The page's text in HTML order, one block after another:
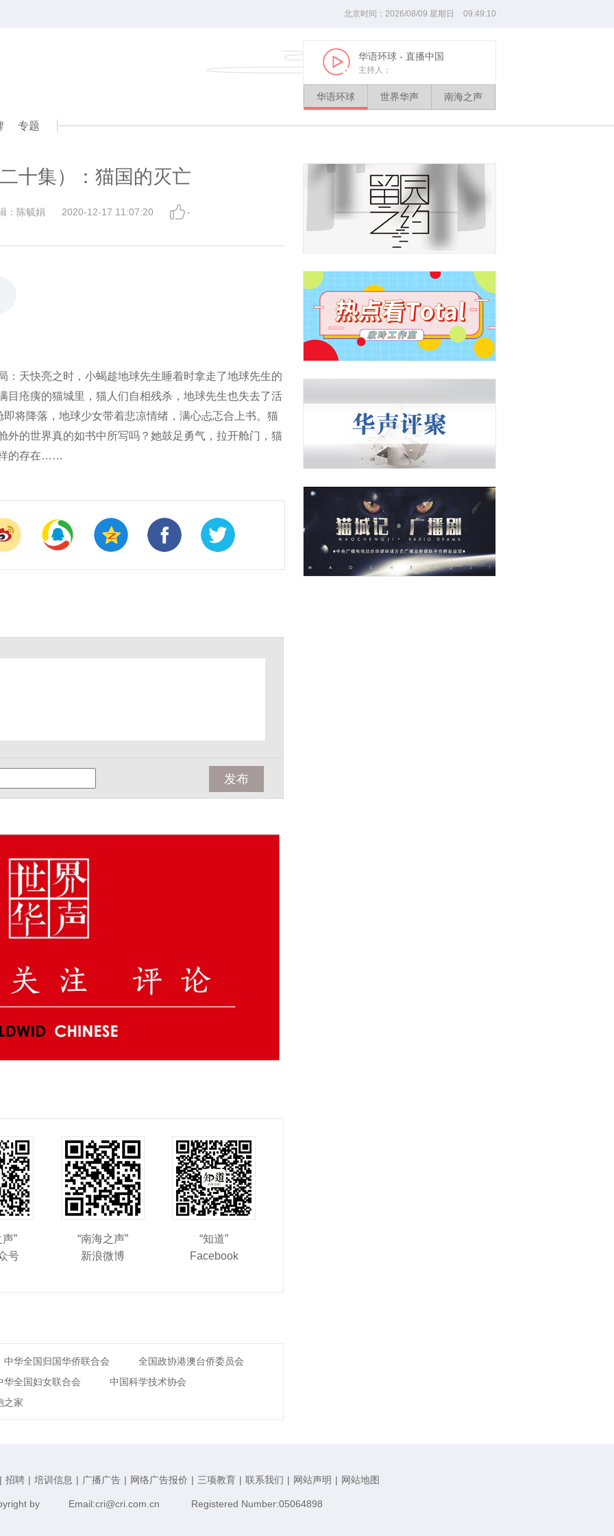
北京时间： 2026/08/09 星期 日 09:49:11
Play
华语环球 - 直播中国
主持人：
华语环球 世界华声 南海之声
专题
十集）：猫国的灭亡
：陈毓娟 2020-12-17 11:07:20 -
：天快亮之时，小蝎趁地球先生睡着时拿走了地球先生的
目疮痍的猫城里，猫人们自相残杀，地球先生也失去了活
将降落，地球少女带着悲凉情绪，满心忐忑合上书。猫
外的世界真的如书中所写吗？她鼓足勇气，拉开舱门，猫
样的存在……
”
号
“南海之声”
新浪微博
“知道”
Facebook
中华全国归国华侨联合会
全国政协港澳台侨委员会
华全国妇女联合会
中国科学技术协会
之家
招聘 | 培训信息 | 广播广告 | 网络广告报价 | 三项教育 | 联系我们 | 网站声明 | 网站地图
by Email:cri@cri.com.cn Registered Number:05064898